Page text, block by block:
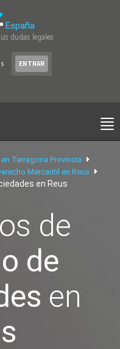
España
dudas legales
ENTRAR
Tarragona Provincia
Mercantil en Reus
en Reus
de
de
en